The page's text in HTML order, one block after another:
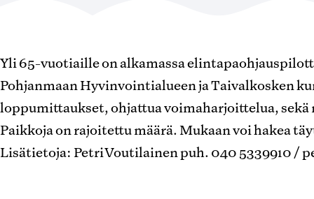
Yli 65-vuotiaille on alkamassa
Pohjanmaan Hyvinvointialueen ja Taivalkosken
loppumittaukset, ohjattua voimaharjoittelua,
Paikkoja on rajoitettu määrä. Mukaan voi hakea
Lisätietoja: Petri Voutilainen puh. 040 5339910 /